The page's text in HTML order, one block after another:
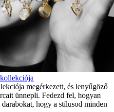
megérkezett, és lenyűgöző
ünnepli. Fedezd fel, hogyan
hogy a stílusod minden